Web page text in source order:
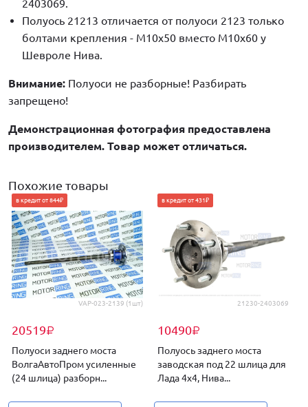
2403069.
Полуось 21213 отличается от полуоси 2123 только
болтами крепления - М10х50 вместо М10х60 у
Шевроле Нива.
Внимание: Полуоси не разборные! Разбирать
запрещено!
Демонстрационная фотография предоставлена
производителем. Товар может отличаться.
Похожие товары
VAP-023-2139 (1шт)
20519₽
в кредит от 844₽
Полуоси заднего моста
ВолгаАвтоПром усиленные
(24 шлица) разборн...
21230-2403069
10490₽
в кредит от 431₽
Полуось заднего моста
заводская под 22 шлица для
Лада 4х4, Нива...